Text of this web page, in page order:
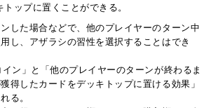
トップに置くことができる。
した場合などで、他のプレイヤーのターン中
し、アザラシの習性を選択することはでき
ン」と「他のプレイヤーのターンが終わるま
得したカードをデッキトップに置ける効果」
る。